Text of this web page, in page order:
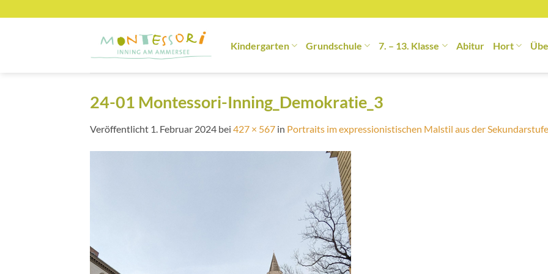
Kindergarten Grundschule 7. – 13. Klasse Abitur Hort
24-01 Montessori-Inning_Demokratie_3
Veröffentlicht 1. Februar 2024 bei 427 × 567 in Portraits im expressionistischen Malstil aus der Sekundarstufe